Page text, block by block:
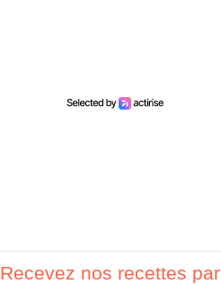
Recevez nos recettes par